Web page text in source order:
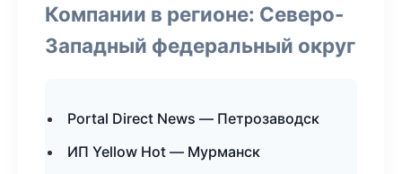
Компании в регионе: Северо-
Западный федеральный округ
Portal Direct News — Петрозаводск
ИП Yellow Hot — Мурманск